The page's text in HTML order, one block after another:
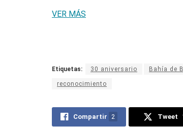
VER MÁS
Etiquetas: 30 aniversario Bahía de
reconocimiento
Compartir 2 Tweet